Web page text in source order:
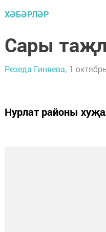
ХӘБӘРЛӘР
Сары
Резеда Гиняева, 1
Нурлат районы